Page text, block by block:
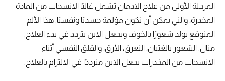
المرحلة الأولى من علاج الادمان تشمل غالبًا الانسحاب من المادة
المخدرة، والتي يمكن أن تكون مؤلمة جسديًا ونفسيًا. هذا الألم
المتوقع يولد شعورًا بالخوف ويجعل الابن يتردد في بدء العلاج.
مثال: الشعور بالغثيان، التعرق، الأرق، والقلق النفسي أثناء
الانسحاب من المخدرات يجعل الابن مترددًا في الالتزام بالعلاج.